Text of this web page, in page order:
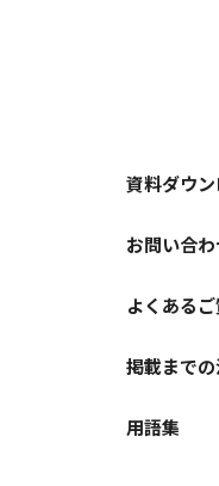
資料ダウ
お問い合
よくある
掲載まで
用語集